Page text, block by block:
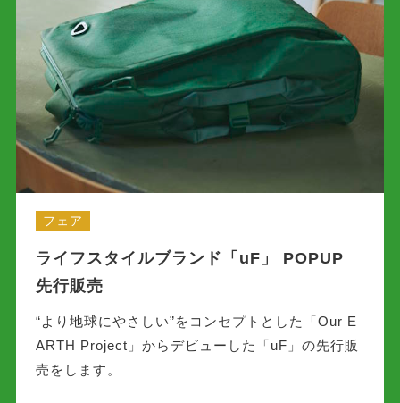
フェア
ライフスタイルブランド「uF」 POPUP
先行販売
“より地球にやさしい”をコンセプトとした「Our E
ARTH Project」からデビューした「uF」の先行販
売をします。